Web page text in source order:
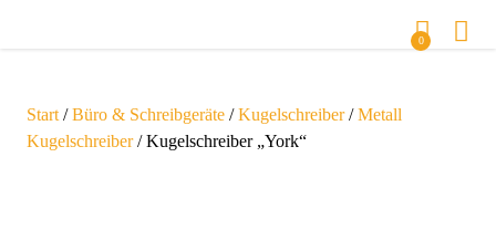
0
Start /Büro & Schreibgeräte /Kugelschreiber/Metall
Kugelschreiber/ Kugelschreiber „York“